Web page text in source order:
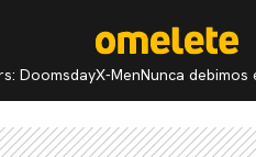
DoomsdayX-MenNunca debimos